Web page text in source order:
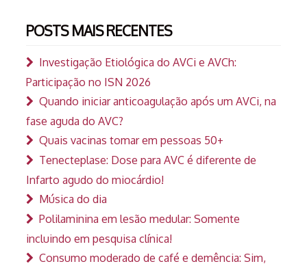
POSTS MAIS RECENTES
Investigação Etiológica do AVCi e AVCh:
Participação no ISN 2026
Quando iniciar anticoagulação após um AVCi, na
fase aguda do AVC?
Quais vacinas tomar em pessoas 50+
Tenecteplase: Dose para AVC é diferente de
Infarto agudo do miocárdio!
Música do dia
Polilaminina em lesão medular: Somente
incluindo em pesquisa clínica!
Consumo moderado de café e demência: Sim,